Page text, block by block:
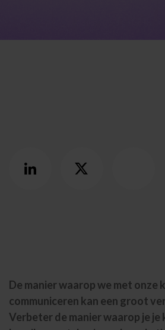
088 500 5000 Hulp en support
De manier waarop we met onze
communiceren kan een groot
Verbeter de manier waarop je